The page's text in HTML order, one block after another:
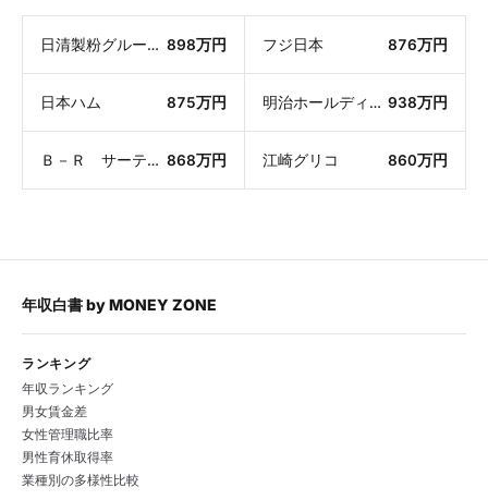
日清製粉グループ本社 898万円 フジ日本 876万円
日本ハム 875万円 明治ホールディングス 938万円
Ｂ－Ｒ サーティワン アイスクリーム 868万円 江崎グリコ 860万円
年収白書byMONEY ZONE
ランキング
年収ランキング
男女賃金差
女性管理職比率
男性育休取得率
業種別の多様性比較